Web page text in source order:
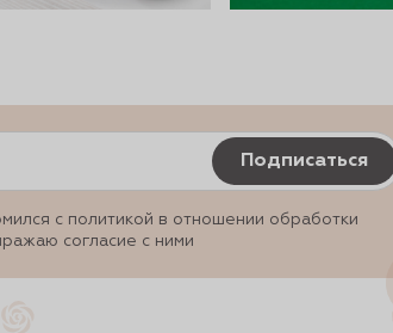
Подписаться
с политикой в отношении обработки
согласие с ними